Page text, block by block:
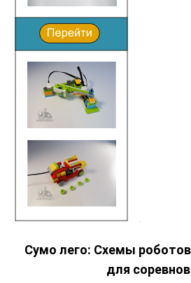
Сумо лего: Схемы
для